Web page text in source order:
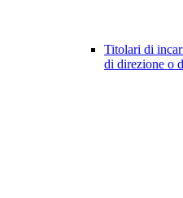
Titolari di
di direzione o